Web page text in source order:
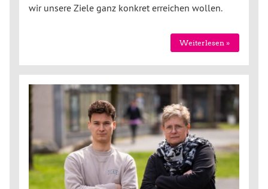
wir unsere Ziele ganz konkret erreichen wollen.
Weiterlesen »